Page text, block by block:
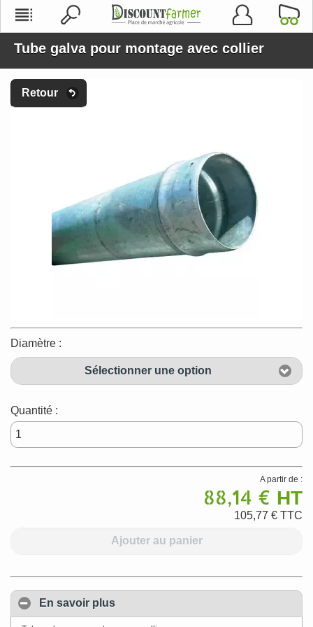
Tube galva pour montage avec collier
Retour
Diamètre :
Sélectionner une option
Quantité :
A partir de :
88,14 € HT
105,77 € TTC
Ajouter au panier
En savoir plus